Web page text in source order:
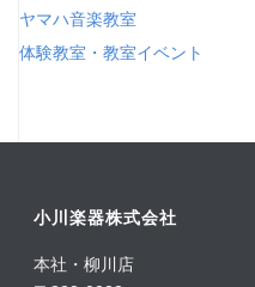
ヤマハ音楽教室
体験教室・教室イベント
小川楽器株式会社
本社・柳川店